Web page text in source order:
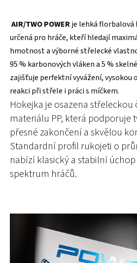
AIR/TWO POWERje lehká florbalová
určená pro hráče, kteří hledají
hmotnost a výborné střelecké
95 % karbonových vláken a 5 %
zajišťuje perfektní vyvážení, vysokou
reakci při střele i práci s míčkem.
Hokejka je osazena střeleckou
materiálu PP, která podporuje
přesné zakončení a skvělou
Standardní profil rukojeti o
nabízí klasický a stabilní
spektrum hráčů.